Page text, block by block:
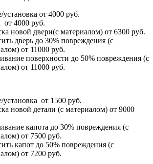
установка от 4000 руб.
от 4000 руб.
новой двери(с материалом) от 6300 руб.
дверь до 30% повреждения (с
от 11000 руб.
поверхности до 50% повреждения (с
от 11000 руб.
установка от 1500 руб.
новой детали (с материалом) от 9000
капота до 30% повреждения (с
от 7500 руб.
капот до 50% повреждения (с
от 7200 руб.